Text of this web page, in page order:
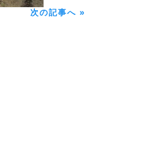
次の記事へ »